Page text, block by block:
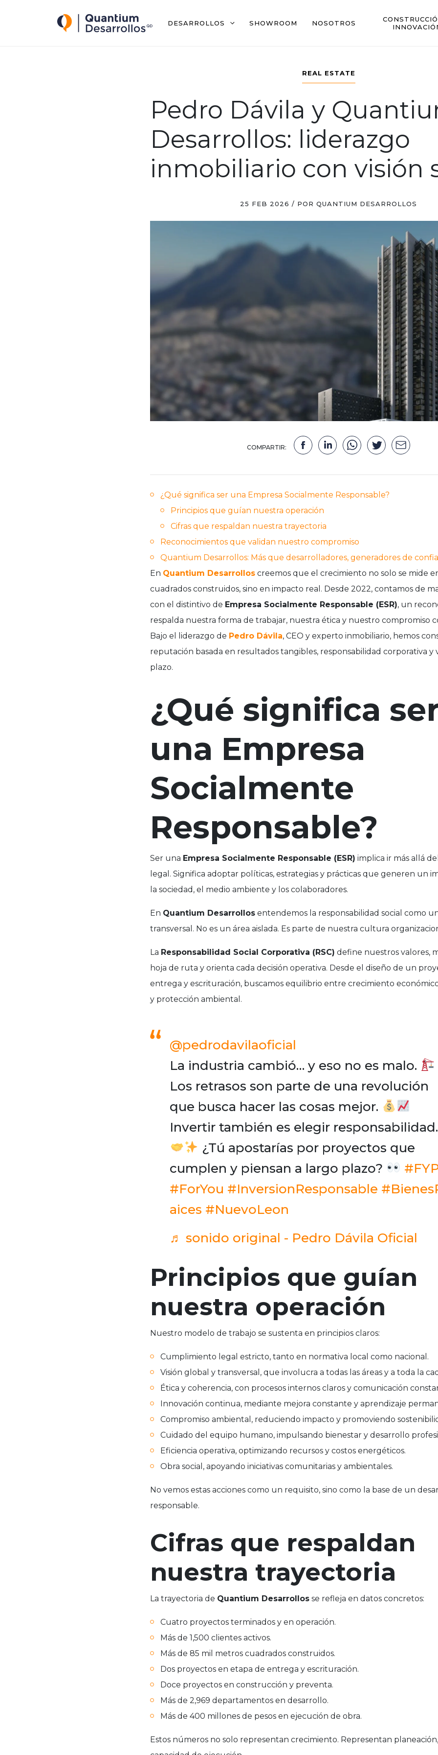
Quantium Desarrollos DESARROLLOS SHOWROOM NOSOTROS
REAL ESTATE
Pedro Dávila y
Desarrollos: liderazgo
inmobiliario con visión
25 FEB 2026 / POR QUANTIUM DESARROLLOS
COMPARTIR:
¿Qué significa ser una Empresa Socialmente Responsable?
Principios que guían nuestra operación
Cifras que respaldan nuestra trayectoria
Reconocimientos que validan nuestro compromiso
Quantium Desarrollos: Más que desarrolladores, generadores de
En Quantium Desarrollos creemos que el crecimiento no solo se mide
cuadrados construidos, sino en impacto real. Desde 2022, contamos de
con el distintivo de Empresa Socialmente Responsable (ESR), un
respalda nuestra forma de trabajar, nuestra ética y nuestro compromiso
Bajo el liderazgo de Pedro Dávila, CEO y experto inmobiliario, hemos
reputación basada en resultados tangibles, responsabilidad corporativa y
plazo.
¿Qué significa
una Empresa
Socialmente
Responsable?
Ser una Empresa Socialmente Responsable (ESR) implica ir más allá
legal. Significa adoptar políticas, estrategias y prácticas que generen un
la sociedad, el medio ambiente y los colaboradores.
En Quantium Desarrollos entendemos la responsabilidad social como
transversal. No es un área aislada. Es parte de nuestra cultura
La Responsabilidad Social Corporativa (RSC) define nuestros valores,
hoja de ruta y orienta cada decisión operativa. Desde el diseño de un
entrega y escrituración, buscamos equilibrio entre crecimiento
y protección ambiental.
@pedrodavilaoficial
La industria cambió… y eso no es malo.
Los retrasos son parte de una revolución
que busca hacer las cosas mejor.
Invertir también es elegir responsabilidad.
¿Tú apostarías por proyectos que
cumplen y piensan a largo plazo?
#ForYou #InversionResponsable
aices #NuevoLeon
♬ sonido original - Pedro Dávila Oficial
Principios que guían
nuestra operación
Nuestro modelo de trabajo se sustenta en principios claros:
Cumplimiento legal estricto, tanto en normativa local como nacional.
Visión global y transversal, que involucra a todas las áreas y a toda la
Ética y coherencia, con procesos internos claros y comunicación
Innovación continua, mediante mejora constante y aprendizaje
Compromiso ambiental, reduciendo impacto y promoviendo
Cuidado del equipo humano, impulsando bienestar y desarrollo
Eficiencia operativa, optimizando recursos y costos energéticos.
Obra social, apoyando iniciativas comunitarias y ambientales.
No vemos estas acciones como un requisito, sino como la base de un
responsable.
Cifras que respaldan
nuestra trayectoria
La trayectoria de Quantium Desarrollos se refleja en datos concretos:
Cuatro proyectos terminados y en operación.
Más de 1,500 clientes activos.
Más de 85 mil metros cuadrados construidos.
Dos proyectos en etapa de entrega y escrituración.
Doce proyectos en construcción y preventa.
Más de 2,969 departamentos en desarrollo.
Más de 400 millones de pesos en ejecución de obra.
Estos números no solo representan crecimiento. Representan